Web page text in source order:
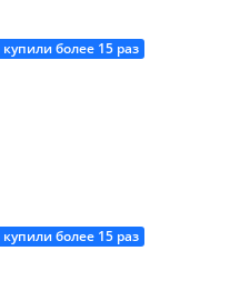
Купить
купили более 15 раз
Купить
купили более 15 раз